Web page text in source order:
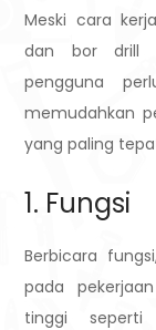
Meski cara
dan bor drill
pengguna
memudahkan
yang paling
1. Fungsi
Berbicara
pada
tinggi